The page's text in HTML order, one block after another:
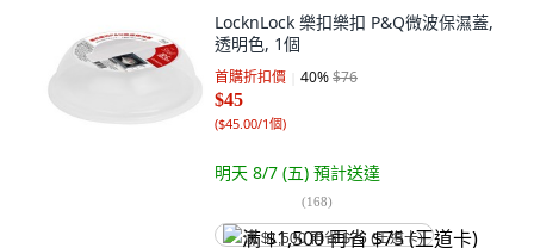
LocknLock 樂扣樂扣 P&Q微波保濕蓋,
透明色, 1個
首購折扣價 40%$76
$45
($45.00/1個)
明天 8/7 (五) 預計送達
(168)
满 $1,500 再省 $75 (王道卡)